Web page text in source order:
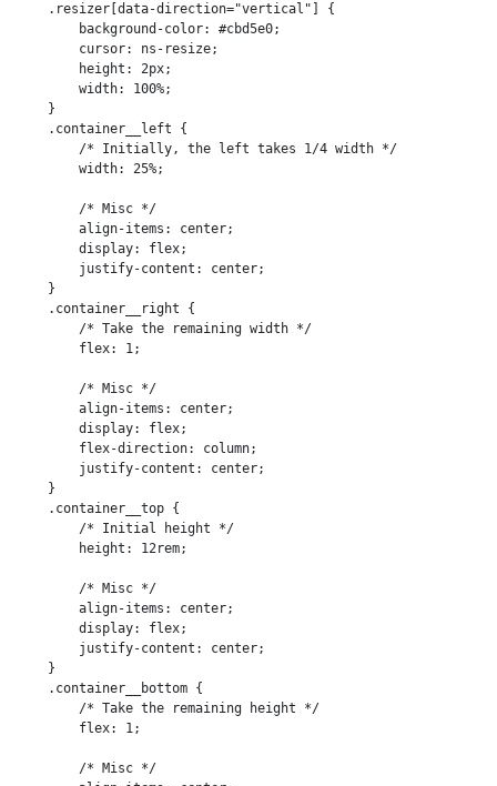
    .resizer[data-direction="vertical"] {
        background-color: #cbd5e0;
        cursor: ns-resize;
        height: 2px;
        width: 100%;
    }
    .container__left {
        /* Initially, the left takes 1/4 width */
        width: 25%;
        /* Misc */
        align-items: center;
        display: flex;
        justify-content: center;
    }
    .container__right {
        /* Take the remaining width */
        flex: 1;
        /* Misc */
        align-items: center;
        display: flex;
        flex-direction: column;
        justify-content: center;
    }
    .container__top {
        /* Initial height */
        height: 12rem;
        /* Misc */
        align-items: center;
        display: flex;
        justify-content: center;
    }
    .container__bottom {
        /* Take the remaining height */
        flex: 1;
        /* Misc */